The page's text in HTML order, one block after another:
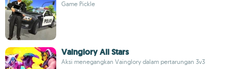
Game Pickle
Vainglory All Stars
Aksi menegangkan Vainglory dalam pertarungan 3v3